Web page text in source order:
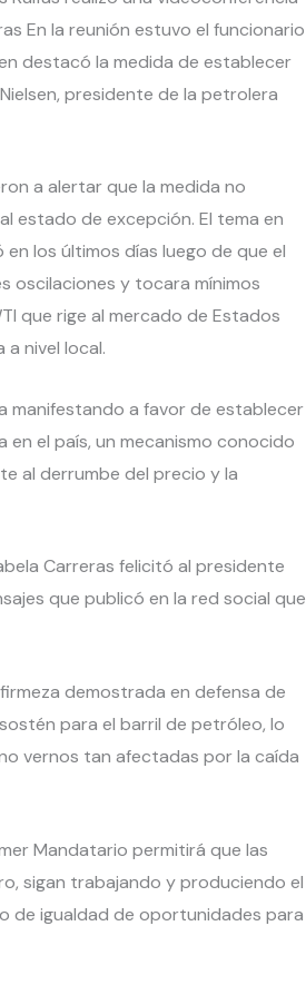
En la reunión estuvo el funcionario
destacó la medida de establecer
presidente de la petrolera
a alertar que la medida no
estado de excepción. El tema en
los últimos días luego de que el
oscilaciones y tocara mínimos
que rige al mercado de Estados
nivel local.
manifestando a favor de establecer
el país, un mecanismo conocido
al derrumbe del precio y la
Carreras felicitó al presidente
que publicó en la red social que
demostrada en defensa de
para el barril de petróleo, lo
vernos tan afectadas por la caída
Mandatario permitirá que las
sigan trabajando y produciendo el
de igualdad de oportunidades para